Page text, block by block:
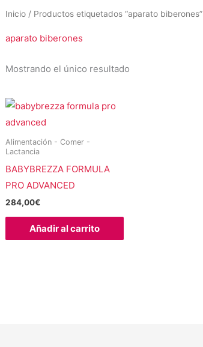
Inicio / Productos etiquetados “aparato biberones”
aparato biberones
Mostrando el único resultado
Alimentación - Comer -
Lactancia
BABYBREZZA FORMULA
PRO ADVANCED
284,00€
Añadir al carrito